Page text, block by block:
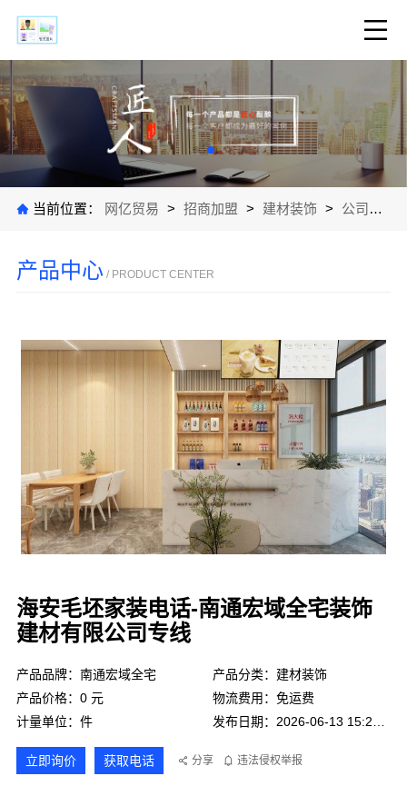
当前位置： 网亿贸易 > 招商加盟 > 建材装饰 > 公司产品
产品中心 / PRODUCT CENTER
海安毛坯家装电话-南通宏域全宅装饰
建材有限公司专线
产品品牌：南通宏域全宅
产品分类：建材装饰
产品价格：0 元
物流费用：免运费
计量单位：件
立即询价 获取电话 分享 违法侵权举报